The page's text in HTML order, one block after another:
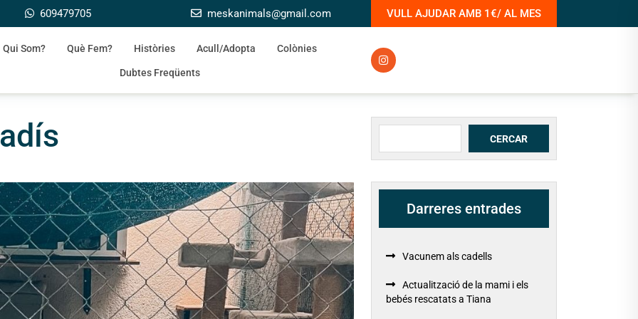
609479705 meskanimals@gmail.com VULL AJUDAR AMB 1€/ AL MES
Qui Som? Què Fem? Històries Acull/Adopta Colònies
Dubtes Freqüents
Cerca CERCAR
Darreres entrades
Vacunem als cadells
Actualització de la mami i els
bebés rescatats a Tiana